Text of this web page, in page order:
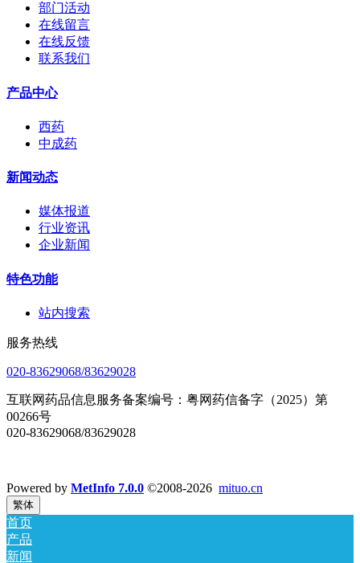
部门活动
在线留言
在线反馈
联系我们
产品中心
西药
中成药
新闻动态
媒体报道
行业资讯
企业新闻
特色功能
站内搜索
服务热线
020-83629068/83629028
互联网药品信息服务备案编号：粤网药信备字（2025）第
00266号
020-83629068/83629028
Powered by MetInfo 7.0.0 ©2008-2026 mituo.cn
繁体
首页
产品
新闻